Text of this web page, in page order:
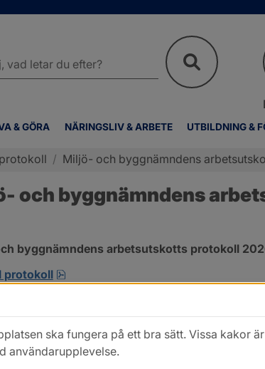
& GÖRA NÄRINGSLIV & ARBETE UTBILDNING &
/ Miljö- och byggnämndens
och byggnämndens
byggnämndens arbetsutskotts protokoll
protokoll
pdf, 692.2 kB, öppnas i nytt fönster.
ska fungera på ett bra sätt. Vissa kakor
användarupplevelse.